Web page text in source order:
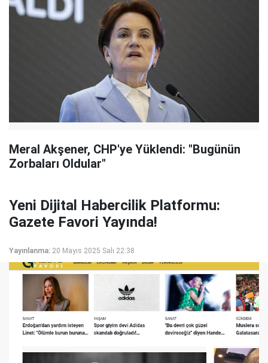
Meral Akşener, CHP'ye Yüklendi: "Bugünün
Zorbaları Oldular"
Yeni Dijital Habercilik Platformu:
Gazete Favori Yayında!
Yayınlanma: 20 Mayıs 2025 Salı 22:38